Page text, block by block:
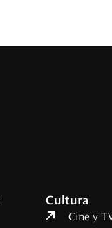
Cultura
Cine y